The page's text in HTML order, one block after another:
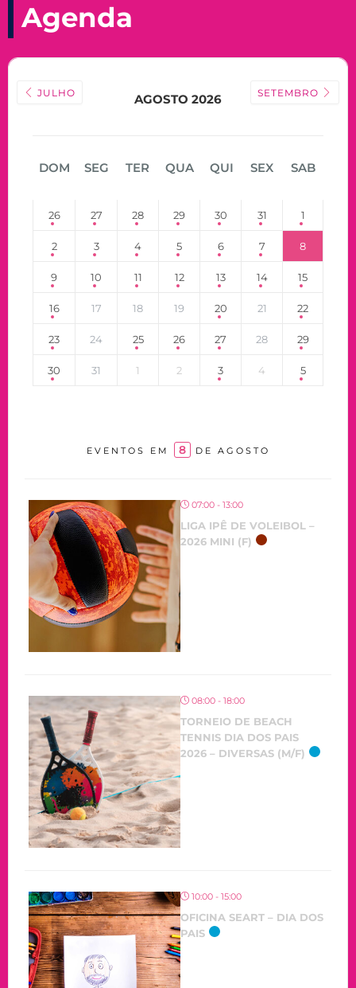
Agenda
JULHO AGOSTO 2026 SETEMBRO
DOM SEG TER QUA QUI SEX SAB
26 27 28 29 30 31 1
2 3 4 5 6 7 8
9 10 11 12 13 14 15
16 17 18 19 20 21 22
23 24 25 26 27 28 29
30 31 1 2 3 4 5
EVENTOS EM 8 DE AGOSTO
07:00 - 13:00
LIGA IPÊ DE VOLEIBOL –
2026 MINI (F)
08:00 - 18:00
TORNEIO DE BEACH
TENNIS DIA DOS PAIS
2026 – DIVERSAS (M/F)
10:00 - 15:00
OFICINA SEART – DIA DOS
PAIS